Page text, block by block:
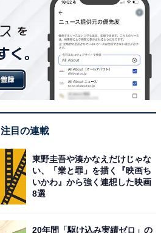
注目の連載
東野圭吾や湊かなえだけじゃな
い、「業と罪」を描く『映画ち
いかわ』から強く連想した映画
8選
20年間「駆け込み実績ゼロ」の